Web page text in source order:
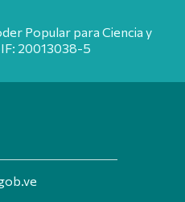
Popular para Ciencia y
20013038-5